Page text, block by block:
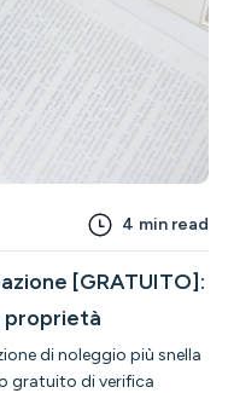
4 min read
[GRATUITO]:
proprietà
di noleggio più snella
gratuito di verifica